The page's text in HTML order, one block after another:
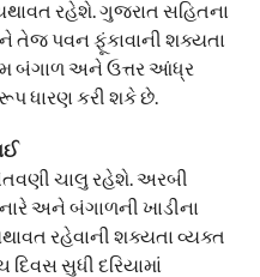
રહેશે. ગુજરાત સહિતના
તેજ પવન ફૂંકાવાની શક્યતા
બંગાળ અને ઉત્તર આંધ્ર
ધારણ કરી શકે છે.
ચાલુ રહેશે. અરબી
અને બંગાળની ખાડીના
રહેવાની શક્યતા વ્યક્ત
સુધી દરિયામાં